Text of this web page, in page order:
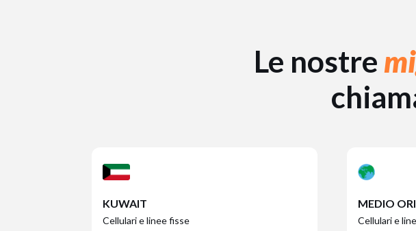
Le nostre
KUWAIT
Cellulari e linee fisse
MEDIO
Cellulari e